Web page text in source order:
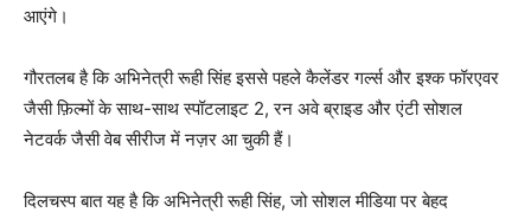
आएंगे।
गौरतलब है कि अभिनेत्री रूही सिंह इससे पहले कैलेंडर गर्ल्स और इश्क फॉरएवर
जैसी फ़िल्मों के साथ-साथ स्पॉटलाइट 2, रन अवे ब्राइड और एंटी सोशल
नेटवर्क जैसी वेब सीरीज में नज़र आ चुकी हैं।
दिलचस्प बात यह है कि अभिनेत्री रूही सिंह, जो सोशल मीडिया पर बेहद